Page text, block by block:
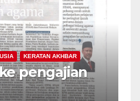
KERATAN AKHBAR
pengajian